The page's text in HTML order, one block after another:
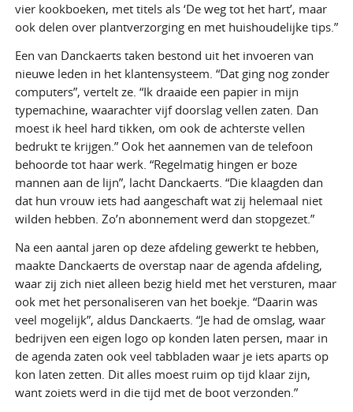
vier kookboeken, met titels als ‘De weg tot het hart’, maar
ook delen over plantverzorging en met huishoudelijke tips.”
Een van Danckaerts taken bestond uit het invoeren van
nieuwe leden in het klantensysteem. “Dat ging nog zonder
computers”, vertelt ze. “Ik draaide een papier in mijn
typemachine, waarachter vijf doorslag vellen zaten. Dan
moest ik heel hard tikken, om ook de achterste vellen
bedrukt te krijgen.” Ook het aannemen van de telefoon
behoorde tot haar werk. “Regelmatig hingen er boze
mannen aan de lijn”, lacht Danckaerts. “Die klaagden dan
dat hun vrouw iets had aangeschaft wat zij helemaal niet
wilden hebben. Zo’n abonnement werd dan stopgezet.”
Na een aantal jaren op deze afdeling gewerkt te hebben,
maakte Danckaerts de overstap naar de agenda afdeling,
waar zij zich niet alleen bezig hield met het versturen, maar
ook met het personaliseren van het boekje. “Daarin was
veel mogelijk”, aldus Danckaerts. “Je had de omslag, waar
bedrijven een eigen logo op konden laten persen, maar in
de agenda zaten ook veel tabbladen waar je iets aparts op
kon laten zetten. Dit alles moest ruim op tijd klaar zijn,
want zoiets werd in die tijd met de boot verzonden.”